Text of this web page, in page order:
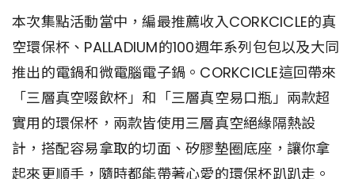
本次集點活動當中，編最推薦收入CORKCICLE的真
空環保杯、PALLADIUM的100週年系列包包以及大同
推出的電鍋和微電腦電子鍋。CORKCICLE這回帶來
「三層真空啜飲杯」和「三層真空易口瓶」兩款超
實用的環保杯，兩款皆使用三層真空絕緣隔熱設
計，搭配容易拿取的切面、矽膠墊圈底座，讓你拿
起來更順手，隨時都能帶著心愛的環保杯趴趴走。